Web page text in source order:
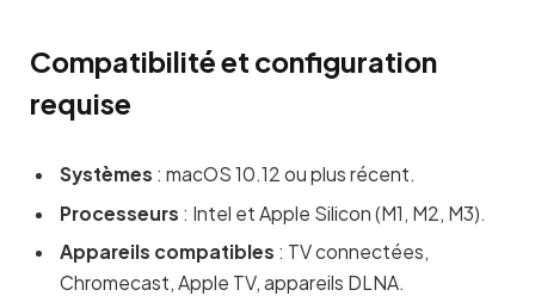
Compatibilité et configuration
requise
Systèmes : macOS 10.12 ou plus récent.
Processeurs : Intel et Apple Silicon (M1, M2, M3).
Appareils compatibles : TV connectées,
Chromecast, Apple TV, appareils DLNA.